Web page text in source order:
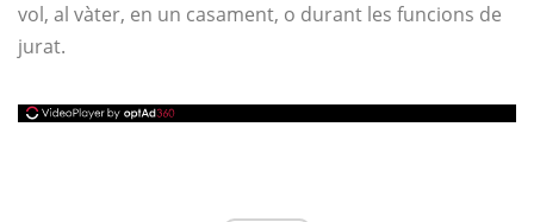
vol, al vàter, en un casament, o durant les funcions de
jurat.